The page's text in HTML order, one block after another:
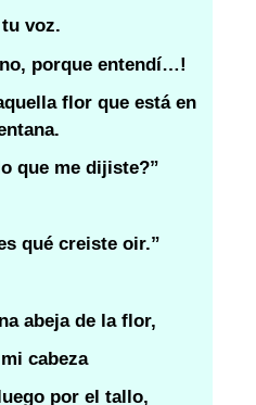
voz.
porque entendí…!
flor que está en
que me dijiste?”
qué creiste oir.”
abeja de la flor,
cabeza
por el tallo,